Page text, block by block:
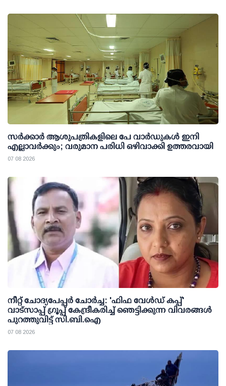
സര്‍ക്കാര്‍ ആശുപത്രികളിലെ പേ വാര്‍ഡുകള്‍ ഇനി
എല്ലാവര്‍ക്കും; വരുമാന പരിധി ഒഴിവാക്കി ഉത്തരവായി
07 08 2026
നീറ്റ് ചോദ്യപേപ്പര്‍ ചോര്‍ച്ച: 'ഫിഫ വേള്‍ഡ് കപ്പ്'
വാട്സാപ്പ് ഗ്രൂപ്പ് കേന്ദ്രീകരിച്ച് ഞെട്ടിക്കുന്ന വിവരങ്ങള്‍
പുറത്തുവിട്ട് സി.ബി.ഐ
07 08 2026